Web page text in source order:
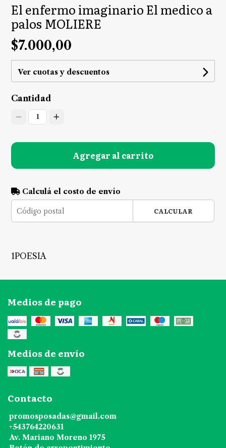
El enfermo imaginario El medico a
palos MOLIERE
$7.000,00
Ver cuotas y descuentos
Cantidad
1
Agregar al carrito
Calculá el costo de envío
CALCULAR
1POESIA
Medios de pago
Medios de envío
Contacto
promosposadas@gmail.com
+543764220631
Av. Mariano Moreno 1975